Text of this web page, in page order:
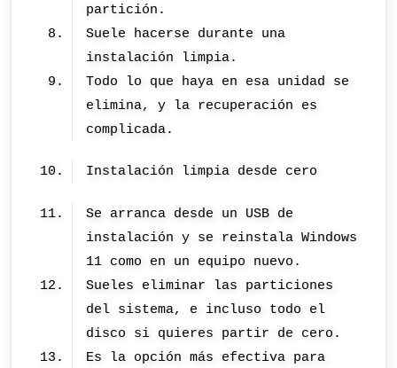
partición.
Suele hacerse durante una
instalación limpia.
Todo lo que haya en esa unidad se
elimina, y la recuperación es
complicada.
Instalación limpia desde cero
Se arranca desde un USB de
instalación y se reinstala Windows
11 como en un equipo nuevo.
Sueles eliminar las particiones
del sistema, e incluso todo el
disco si quieres partir de cero.
Es la opción más efectiva para